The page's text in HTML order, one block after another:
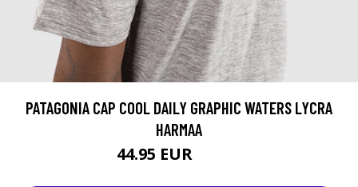
PATAGONIA CAP COOL DAILY GRAPHIC WATERS LYCRA
HARMAA
44.95 EUR